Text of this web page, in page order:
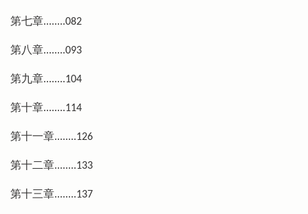
第七章........082
第八章........093
第九章........104
第十章........114
第十一章........126
第十二章........133
第十三章........137